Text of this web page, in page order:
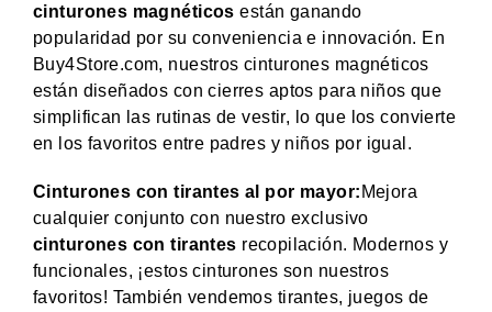
cinturones magnéticos están ganando
popularidad por su conveniencia e innovación. En
Buy4Store.com, nuestros cinturones magnéticos
están diseñados con cierres aptos para niños que
simplifican las rutinas de vestir, lo que los convierte
en los favoritos entre padres y niños por igual.
Cinturones con tirantes al por mayor: Mejora
cualquier conjunto con nuestro exclusivo
cinturones con tirantes recopilación. Modernos y
funcionales, ¡estos cinturones son nuestros
favoritos! También vendemos tirantes, juegos de